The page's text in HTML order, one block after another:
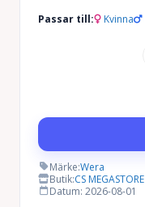
Passar till: Kvinna
Märke:Wera
Butik:CS MEGASTORE
Datum: 2026-08-01